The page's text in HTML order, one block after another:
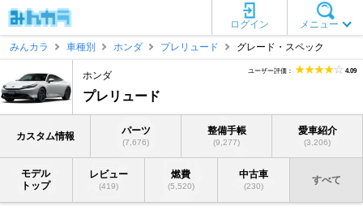
メニュー
ログイン
みんカラ
車種別 ホンダ プレリュード グレード・スペック
ホンダ
プレリュード
ユーザー評価： 4.09
カスタム情報 パーツ
(7,676)
整備手帳
(9,277)
愛車紹介
(3,206)
モデル
トップ
レビュー
(419)
燃費
(5,520)
中古車
(230)
すべて